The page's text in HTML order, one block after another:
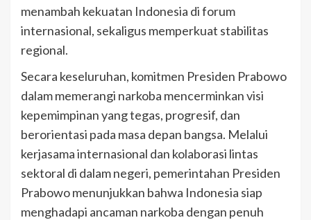
menambah kekuatan Indonesia di forum
internasional, sekaligus memperkuat stabilitas
regional.
Secara keseluruhan, komitmen Presiden Prabowo
dalam memerangi narkoba mencerminkan visi
kepemimpinan yang tegas, progresif, dan
berorientasi pada masa depan bangsa. Melalui
kerjasama internasional dan kolaborasi lintas
sektoral di dalam negeri, pemerintahan Presiden
Prabowo menunjukkan bahwa Indonesia siap
menghadapi ancaman narkoba dengan penuh